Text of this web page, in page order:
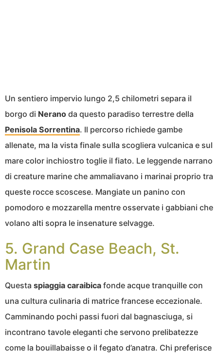
Un sentiero impervio lungo 2,5 chilometri separa il
borgo di Nerano da questo paradiso terrestre della
Penisola Sorrentina. Il percorso richiede gambe
allenate, ma la vista finale sulla scogliera vulcanica e sul
mare color inchiostro toglie il fiato. Le leggende narrano
di creature marine che ammaliavano i marinai proprio tra
queste rocce scoscese. Mangiate un panino con
pomodoro e mozzarella mentre osservate i gabbiani che
volano alti sopra le insenature selvagge.
5. Grand Case Beach, St.
Martin
Questa spiaggia caraibica fonde acque tranquille con
una cultura culinaria di matrice francese eccezionale.
Camminando pochi passi fuori dal bagnasciuga, si
incontrano tavole eleganti che servono prelibatezze
come la bouillabaisse o il fegato d’anatra. Chi preferisce